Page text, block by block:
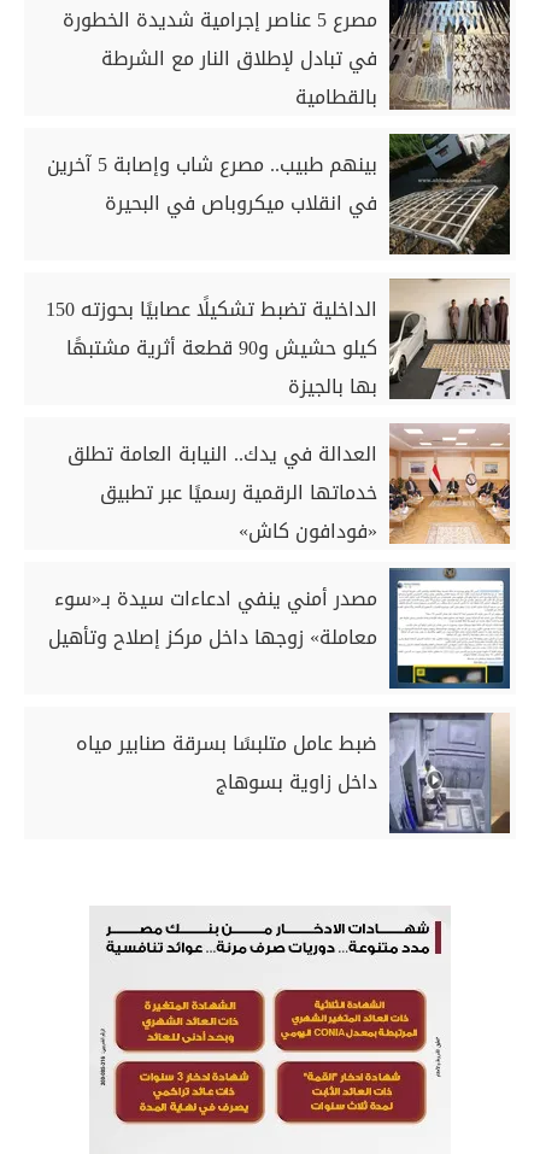
مصرع 5 عناصر إجرامية شديدة الخطورة
في تبادل لإطلاق النار مع الشرطة
بالقطامية
بينهم طبيب.. مصرع شاب وإصابة 5 آخرين
في انقلاب ميكروباص في البحيرة
الداخلية تضبط تشكيلًا عصابيًا بحوزته 150
كيلو حشيش و90 قطعة أثرية مشتبهًا
بها بالجيزة
العدالة في يدك.. النيابة العامة تطلق
خدماتها الرقمية رسميًا عبر تطبيق
«فودافون كاش»
مصدر أمني ينفي ادعاءات سيدة بـ«سوء
معاملة» زوجها داخل مركز إصلاح وتأهيل
ضبط عامل متلبسًا بسرقة صنابير مياه
داخل زاوية بسوهاج